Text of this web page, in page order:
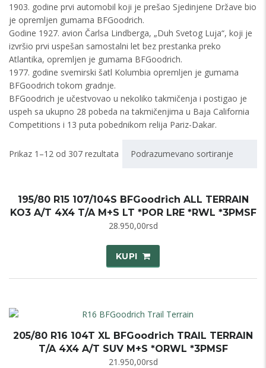
1903. godine prvi automobil koji je prešao Sjedinjene Države bio
je opremljen gumama BFGoodrich.
Godine 1927. avion Čarlsa Lindberga, „Duh Svetog Luja“, koji je
izvršio prvi uspešan samostalni let bez prestanka preko
Atlantika, opremljen je gumama BFGoodrich.
1977. godine svemirski šatl Kolumbia opremljen je gumama
BFGoodrich tokom gradnje.
BFGoodrich je učestvovao u nekoliko takmičenja i postigao je
uspeh sa ukupno 28 pobeda na takmičenjima u Baja California
Competitions i 13 puta pobednikom relija Pariz-Dakar.
Prikaz 1–12 od 307 rezultata Podrazumevano sortiranje
195/80 R15 107/104S BFGoodrich ALL TERRAIN
KO3 A/T 4X4 T/A M+S LT *POR LRE *RWL *3PMSF
28.950,00rsd
KUPI
205/80 R16 104T XL BFGoodrich TRAIL TERRAIN
T/A 4X4 A/T SUV M+S *ORWL *3PMSF
21.950,00rsd